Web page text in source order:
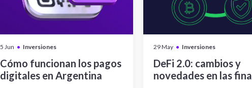
5 Jun • Inversiones
Cómo funcionan los pagos
digitales en Argentina
29 May • Inversiones
DeFi 2.0: cambios y
novedades en las